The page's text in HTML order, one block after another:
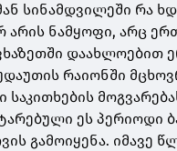
სინამდვილეში რა
არის ნამყოფი, არც
დაახლოებით
რაიონში
საკითხების
ეს პერიოდი
გამოიყენა. იმავე